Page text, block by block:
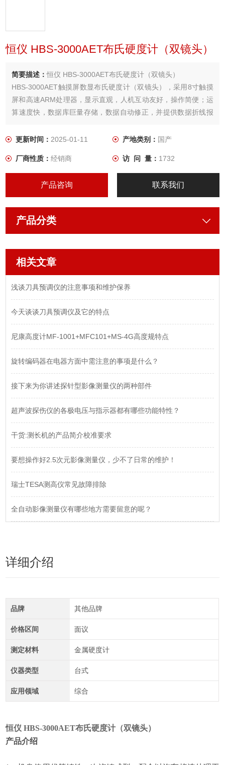
恒仪 HBS-3000AET布氏硬度计（双镜头）
简要描述：恒仪 HBS-3000AET布氏硬度计（双镜头）
HBS-3000AET触摸屏数显布氏硬度计（双镜头），采用8寸触摸
屏和高速ARM处理器，显示直观，人机互动友好，操作简便；运
算速度快，数据库巨量存储，数据自动修正，并提供数据折线报
更新时间：2025-01-11 产地类别： 国产
厂商性质：经销商 访 问 量： 1732
产品咨询 联系我们
产品分类
相关文章
浅谈刀具预调仪的注意事项和维护保养
今天谈谈刀具预调仪及它的特点
尼康高度计MF-1001+MFC101+MS-4G高度规特点
旋转编码器在电器方面中需注意的事项是什么？
接下来为你讲述探针型影像测量仪的两种部件
超声波探伤仪的各极电压与指示器都有哪些功能特性？
干货:测长机的产品简介校准要求
要想操作好2.5次元影像测量仪，少不了日常的维护！
瑞士TESA测高仪常见故障排除
全自动影像测量仪有哪些地方需要留意的呢？
详细介绍
品牌 其他品牌
价格区间 面议
测定材料 金属硬度计
仪器类型 台式
应用领域 综合
恒仪 HBS-3000AET布氏硬度计（双镜头）
产品介绍